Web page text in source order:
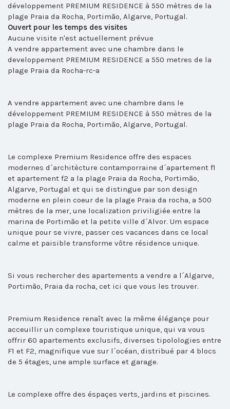
développement PREMIUM RESIDENCE à 550 mètres de la
plage Praia da Rocha, Portimão, Algarve, Portugal.
Ouvert pour les temps des visites
Aucune visite n'est actuellement prévue
A vendre appartement avec une chambre dans le
developpement PREMIUM RESIDENCE a 550 metres de la
plage Praia da Rocha-rc-a
A vendre appartement avec une chambre dans le
développement PREMIUM RESIDENCE à 550 mètres de la
plage Praia da Rocha, Portimão, Algarve, Portugal.
Le complexe Premium Residence offre des espaces
modernes d´architècture contamporraine d´apartement f1
et apartement f2 a la plage Praia da Rocha, Portimão,
Algarve, Portugal et qui se distingue par son design
moderne en plein coeur de la plage Praia da rocha, a 500
mètres de la mer, une localization priviligiée entre la
marina de Portimão et la petite ville d´Alvor. Um espace
unique pour se vivre, passer ces vacances dans ce local
calme et paisible transforme vôtre résidence unique.
Si vous rechercher des apartements a vendre a l´Algarve,
Portimão, Praia da rocha, cet ici que vous les trouver.
Premium Residence renaît avec la même élégançe pour
acceuillir un complexe touristique unique, qui va vous
offrir 60 apartements exclusifs, diverses tipolologies entre
F1 et F2, magnifique vue sur l´océan, distribué par 4 blocs
de 5 étages, une ample surface et garage.
Le complexe offre des éspaçes verts, jardins et piscines.